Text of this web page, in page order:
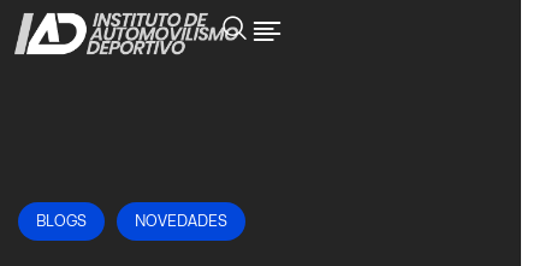
BLOGS NOVEDADES